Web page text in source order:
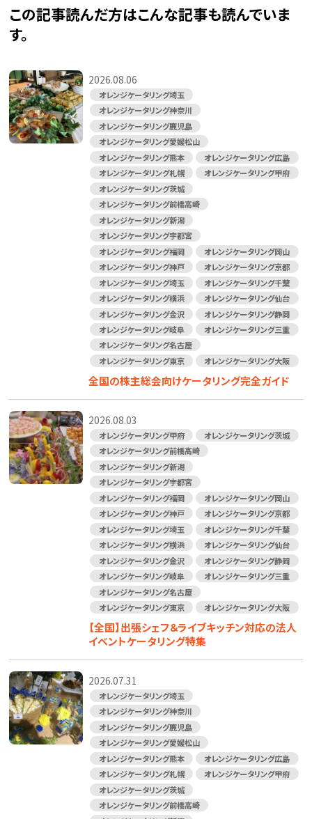
この記事読んだ方はこんな記事も読んでいま
す。
2026.08.06
オレンジケータリング埼玉
オレンジケータリング神奈川
オレンジケータリング鹿児島
オレンジケータリング愛媛松山
オレンジケータリング熊本
オレンジケータリング広島
オレンジケータリング札幌
オレンジケータリング甲府
オレンジケータリング茨城
オレンジケータリング前橋高崎
オレンジケータリング新潟
オレンジケータリング宇都宮
オレンジケータリング福岡
オレンジケータリング岡山
オレンジケータリング神戸
オレンジケータリング京都
オレンジケータリング埼玉
オレンジケータリング千葉
オレンジケータリング横浜
オレンジケータリング仙台
オレンジケータリング金沢
オレンジケータリング静岡
オレンジケータリング岐阜
オレンジケータリング三重
オレンジケータリング名古屋
オレンジケータリング東京
オレンジケータリング大阪
全国の株主総会向けケータリング完全ガイド
2026.08.03
オレンジケータリング甲府
オレンジケータリング茨城
オレンジケータリング前橋高崎
オレンジケータリング新潟
オレンジケータリング宇都宮
オレンジケータリング福岡
オレンジケータリング岡山
オレンジケータリング神戸
オレンジケータリング京都
オレンジケータリング埼玉
オレンジケータリング千葉
オレンジケータリング横浜
オレンジケータリング仙台
オレンジケータリング金沢
オレンジケータリング静岡
オレンジケータリング岐阜
オレンジケータリング三重
オレンジケータリング名古屋
オレンジケータリング東京
オレンジケータリング大阪
【全国】出張シェフ＆ライブキッチン対応の法人
イベントケータリング特集
2026.07.31
オレンジケータリング埼玉
オレンジケータリング神奈川
オレンジケータリング鹿児島
オレンジケータリング愛媛松山
オレンジケータリング熊本
オレンジケータリング広島
オレンジケータリング札幌
オレンジケータリング甲府
オレンジケータリング茨城
オレンジケータリング前橋高崎